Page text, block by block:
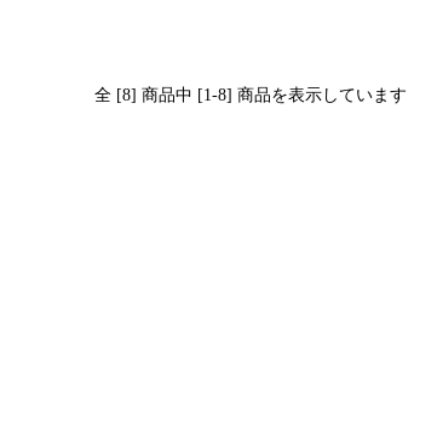
全 [8] 商品中 [1-8] 商品を表示しています